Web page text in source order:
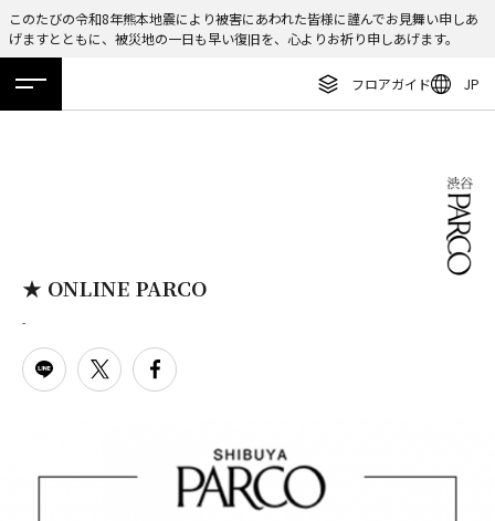
このたびの令和8年熊本地震により被害にあわれた皆様に謹んでお見舞い申しあ
げますとともに、被災地の一日も早い復旧を、心よりお祈り申しあげます。
フロアガイド JP
ホーム 特集 ニュース イベント アクセス
ニュース
特集
TAX FREE
ENGLISH
繁体字
日本語
★ ONLINE PARCO
-